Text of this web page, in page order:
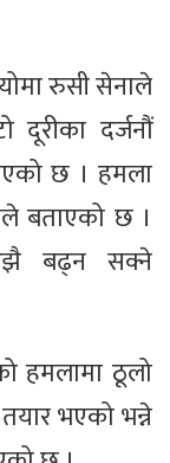
रुसी सेनाले
दूरीका दर्जनौं
छ । हमला
बताएको छ ।
बढ्न सक्ने
हमलामा ठूलो
भएको भन्ने